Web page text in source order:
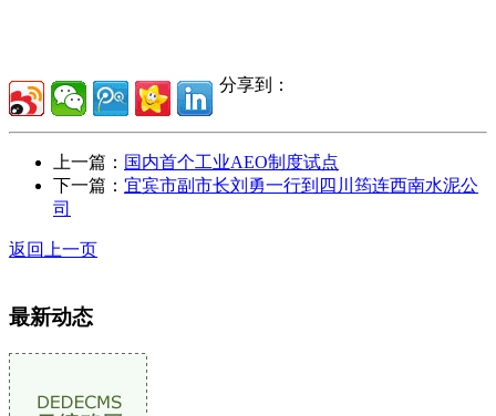
分享到：
上一篇： 国内首个工业AEO制度试点
下一篇： 宜宾市副市长刘勇一行到四川筠连西南水泥公
司
返回上一页
最新动态